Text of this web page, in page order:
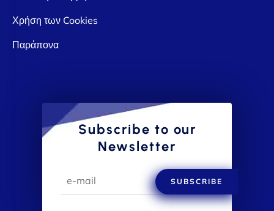
Χρήση των Cookies
Παράπονα
Subscribe to our
Newsletter
SUBSCRIBE